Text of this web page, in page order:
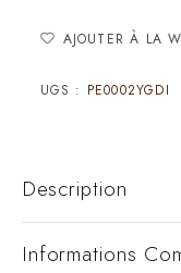
AJOUTER À LA
UGS : PE0002YGDI
Description
Informations